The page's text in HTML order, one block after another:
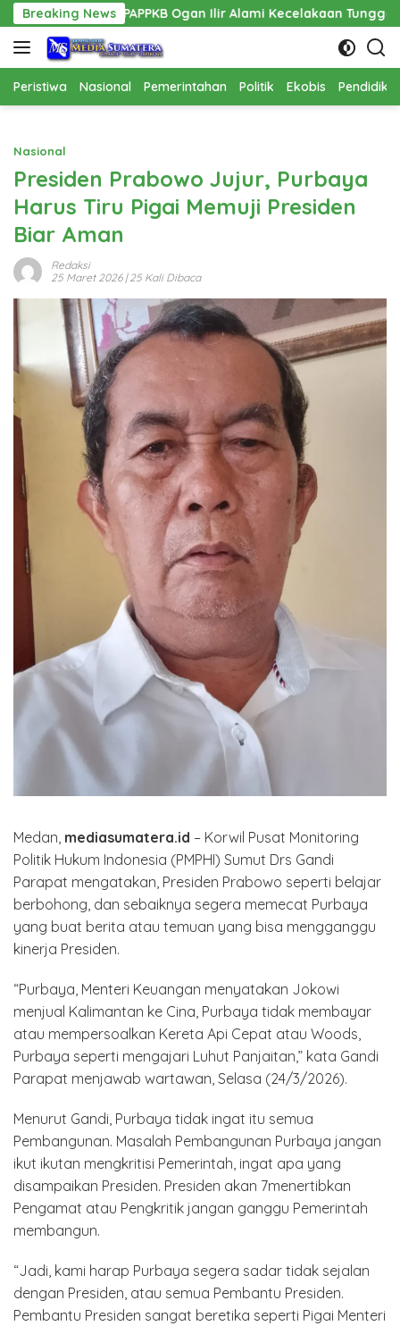
Langsung
ke
konten
Breaking News
Ogan Ilir Alami Kecelakaan Tunggal
Peristiwa Nasional Pemerintahan Politik Ekobis
Nasional
Presiden Prabowo Jujur, Purbaya
Harus Tiru Pigai Memuji Presiden
Biar Aman
Redaksi
25 Maret 2026| 25 Kali Dibaca
Medan, mediasumatera.id – Korwil Pusat Monitoring
Politik Hukum Indonesia (PMPHI) Sumut Drs Gandi
Parapat mengatakan, Presiden Prabowo seperti belajar
berbohong, dan sebaiknya segera memecat Purbaya
yang buat berita atau temuan yang bisa mengganggu
kinerja Presiden.
“Purbaya, Menteri Keuangan menyatakan Jokowi
menjual Kalimantan ke Cina, Purbaya tidak membayar
atau mempersoalkan Kereta Api Cepat atau Woods,
Purbaya seperti mengajari Luhut Panjaitan,” kata Gandi
Parapat menjawab wartawan, Selasa (24/3/2026).
Menurut Gandi, Purbaya tidak ingat itu semua
Pembangunan. Masalah Pembangunan Purbaya jangan
ikut ikutan mengkritisi Pemerintah, ingat apa yang
disampaikan Presiden. Presiden akan 7menertibkan
Pengamat atau Pengkritik jangan ganggu Pemerintah
membangun.
“Jadi, kami harap Purbaya segera sadar tidak sejalan
dengan Presiden, atau semua Pembantu Presiden.
Pembantu Presiden sangat beretika seperti Pigai Menteri